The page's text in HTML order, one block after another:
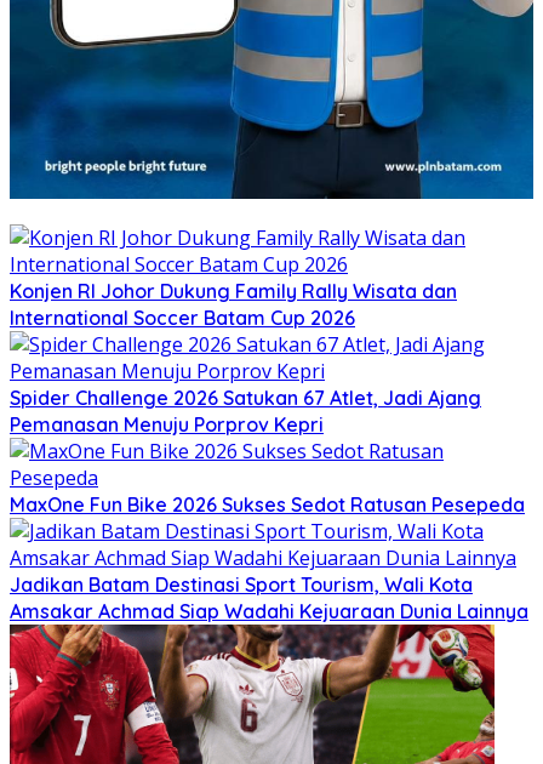
Konjen RI Johor Dukung Family Rally Wisata dan
International Soccer Batam Cup 2026
Spider Challenge 2026 Satukan 67 Atlet, Jadi Ajang
Pemanasan Menuju Porprov Kepri
MaxOne Fun Bike 2026 Sukses Sedot Ratusan Pesepeda
Jadikan Batam Destinasi Sport Tourism, Wali Kota
Amsakar Achmad Siap Wadahi Kejuaraan Dunia Lainnya